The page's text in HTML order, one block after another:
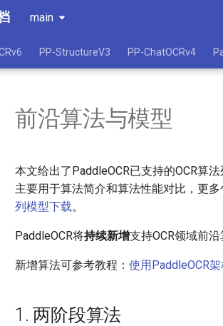
main
PP-StructureV3 PP-ChatOCRv4
前沿算法与模型
本文给出了PaddleOCR已支持的OCR算
主要用于算法简介和算法性能对比，更
列模型下载。
PaddleOCR将持续新增支持OCR领域前沿
新增算法可参考教程： 使用PaddleOCR
1. 两阶段算法